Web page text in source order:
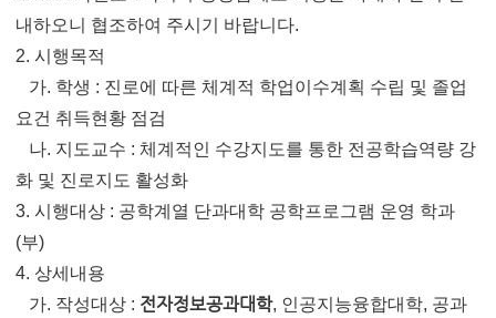
내하오니 협조하여 주시기 바랍니다.
2. 시행목적
가. 학생 : 진로에 따른 체계적 학업이수계획 수립 및 졸업
요건 취득현황 점검
나. 지도교수 : 체계적인 수강지도를 통한 전공학습역량 강
화 및 진로지도 활성화
3. 시행대상 : 공학계열 단과대학 공학프로그램 운영 학과
(부)
4. 상세내용
가. 작성대상 : 전자정보공과대학, 인공지능융합대학, 공과